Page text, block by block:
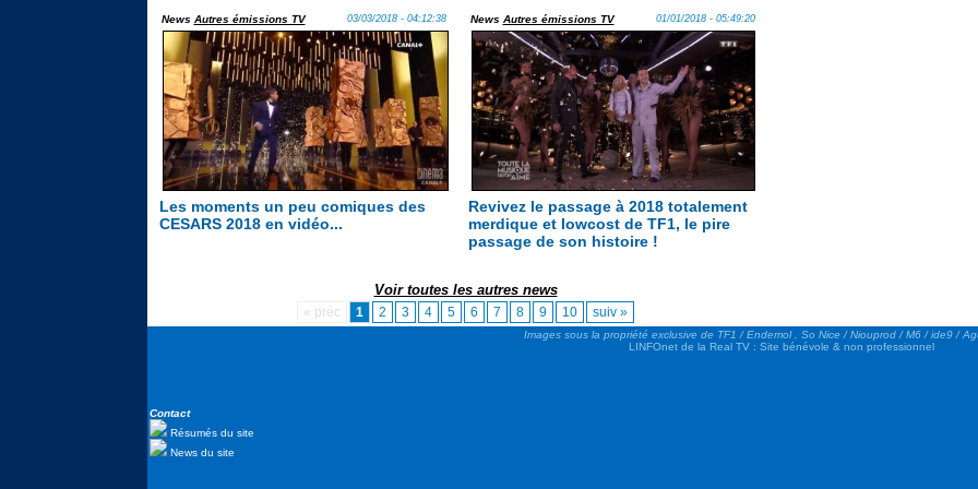
News Autres émissions TV 03/03/2018 - 04:12:38
Les moments un peu comiques des
CESARS 2018 en vidéo...
News Autres émissions TV 01/01/2018 - 05:49:20
Revivez le passage à 2018 totalement
merdique et lowcost de TF1, le pire
passage de son histoire !
Voir toutes les autres news
« préc 1 2 3 4 5 6 7 8 9 10 suiv »
Contact
Résumés du site
News du site
Images sous la propriété exclusive de TF1 / Endemol , So Nice / Niouprod / M6 / ide9 /
LINFOnet de la Real TV : Site bénévole & non professionnel